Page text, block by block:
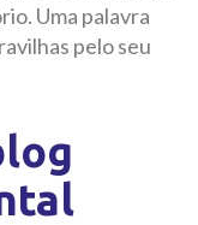
Uma palavra
pelo seu